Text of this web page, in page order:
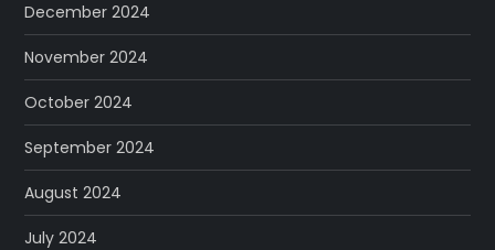
December 2024
November 2024
October 2024
September 2024
August 2024
July 2024